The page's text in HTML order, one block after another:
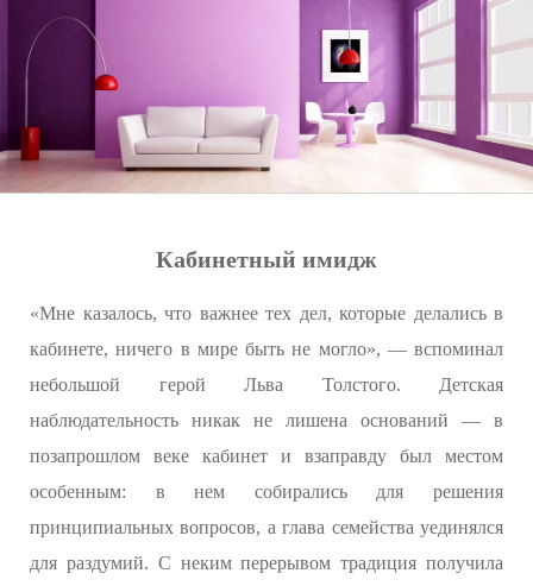
Кабинетный имидж
«Мне казалось, что важнее тех дел, которые делались в
кабинете, ничего в мире быть не могло», — вспоминал
небольшой герой Льва Толстого. Детская
наблюдательность никак не лишена оснований — в
позапрошлом веке кабинет и взаправду был местом
особенным: в нем собирались для решения
принципиальных вопросов, а глава семейства уединялся
для раздумий. С неким перерывом традиция получила